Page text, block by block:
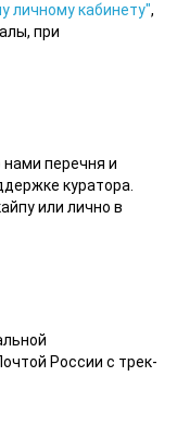
личному кабинету",
при
перечня и
куратора.
или лично в
России с трек-